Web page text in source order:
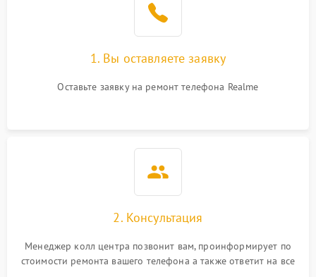
1. Вы оставляете заявку
Оставьте заявку на ремонт телефона Realme
2. Консультация
Менеджер колл центра позвонит вам, проинформирует по
стоимости ремонта вашего телефона а также ответит на все